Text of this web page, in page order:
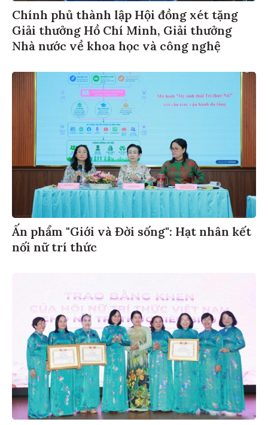
Chính phủ thành lập Hội đồng xét tặng
Giải thưởng Hồ Chí Minh, Giải thưởng
Nhà nước về khoa học và công nghệ
Ấn phẩm "Giới và Đời sống": Hạt nhân kết
nối nữ trí thức